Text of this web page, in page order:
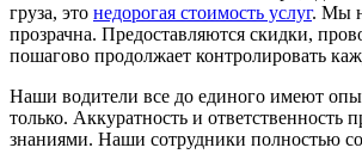
груза, это недорогая стоимость услуг. Мы
прозрачна. Предоставляются скидки,
пошагово продолжает контролировать
Наши водители все до единого имеют
только. Аккуратность и
знаниями. Наши сотрудники полностью